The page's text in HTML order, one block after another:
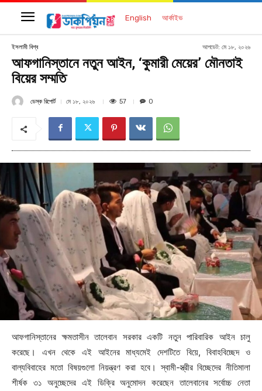
English আর্কাইভ
ইসলামী বিশ্ব আপডেট: মে ১৮, ২০২৬
আফগানিস্তানে নতুন আইন, ‘কুমারী মেয়ের’ মৌনতাই
বিয়ের সম্মতি
ডেস্ক রিপোর্ট মে ১৮, ২০২৬ 57 0
আফগানিস্তানের ক্ষমতাসীন তালেবান সরকার একটি নতুন পারিবারিক আইন চালু
করেছে। এখন থেকে এই আইনের মাধ্যমেই দেশটিতে বিয়ে, বিবাহবিচ্ছেদ ও
বাল্যবিবাহের মতো বিষয়গুলো নিয়ন্ত্রণ করা হবে। স্বামী-স্ত্রীর বিচ্ছেদের নীতিমালা
শীর্ষক ৩১ অনুচ্ছেদের এই ডিক্রি অনুমোদন করেছেন তালেবানের সর্বোচ্চ নেতা